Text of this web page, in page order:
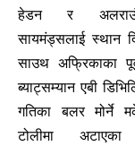
हेडन र
सायमंड्सलाई स्थान
साउथ अफ्रिकाका
ब्याट्सम्यान एबी
गतिका बलर मोर्ने
टोलीमा